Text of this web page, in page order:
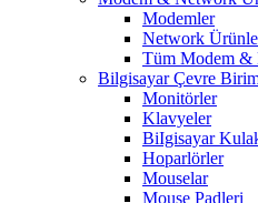
Modemler
Network
Tüm Modem &
Bilgisayar Çevre
Monitörler
Klavyeler
BiIgisayar
Hoparlörler
Mouselar
Mouse Padleri